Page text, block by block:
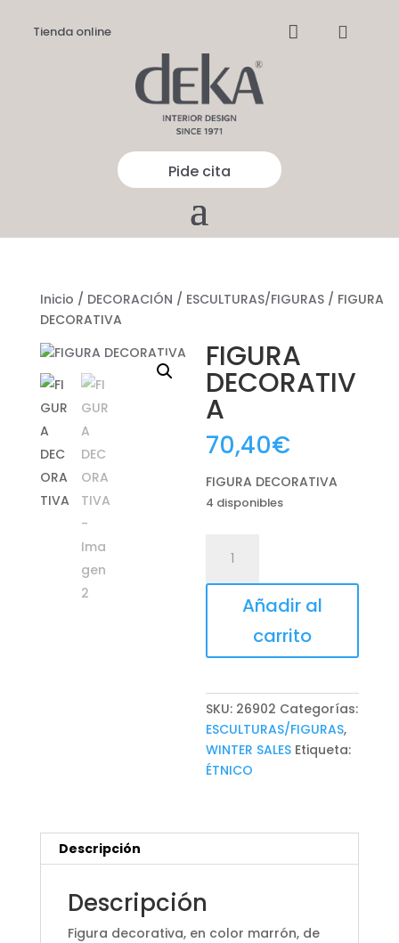
Tienda online  
Pide cita
Inicio / DECORACIÓN / ESCULTURAS/FIGURAS/ FIGURA
DECORATIVA
FIGURA
DECORATIV
A
70,40€
FIGURA DECORATIVA
4 disponibles
DECORATIVA
cantidad
Añadir al
carrito
SKU: 26902 Categorías:
ESCULTURAS/FIGURAS,
WINTER SALES Etiqueta:
ÉTNICO
Descripción
Descripción
Figura decorativa, en color marrón, de